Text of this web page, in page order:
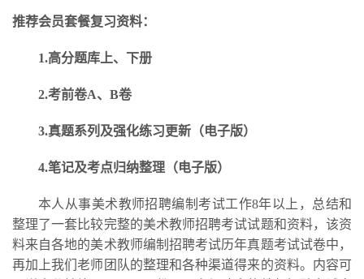
推荐会员套餐复习资料：
1.高分题库上、下册
2.考前卷A、B卷
3.真题系列及强化练习更新 （电子版）
4.笔记及考点归纳整理（电子版）
本人从事美术教师招聘编制考试工作8年以上，总结和
整理了一套比较完整的美术教师招聘考试试题和资料，该资
料来自各地的美术教师编制招聘考试历年真题考试试卷中，
再加上我们老师团队的整理和各种渠道得来的资料。内容可